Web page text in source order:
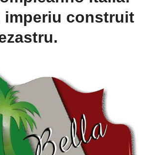
imperiu construit